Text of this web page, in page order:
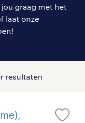
carrière
randstad
jou graag met het
laat onze
resultaten